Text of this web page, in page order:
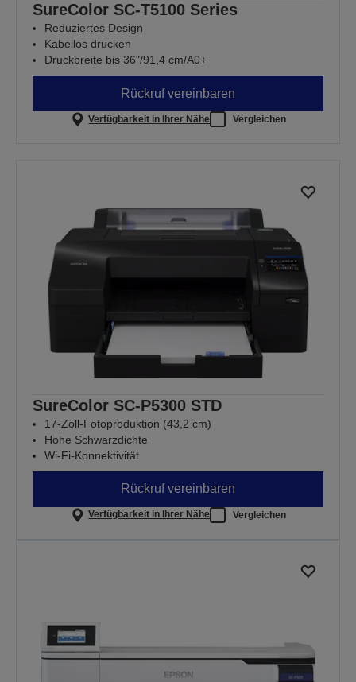
SureColor SC-T5100 Series
Reduziertes Design
Kabellos drucken
Druckbreite bis 36"/91,4 cm/A0+
Rückruf vereinbaren
Verfügbarkeit in Ihrer Nähe Vergleichen
SureColor SC-P5300 STD
17-Zoll-Fotoproduktion (43,2 cm)
Hohe Schwarzdichte
Wi-Fi-Konnektivität
Rückruf vereinbaren
Verfügbarkeit in Ihrer Nähe Vergleichen